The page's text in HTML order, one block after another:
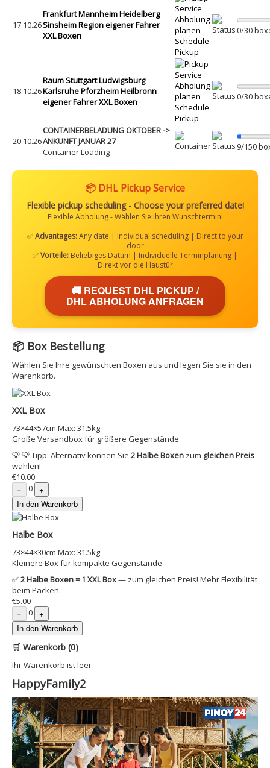
17.10.26
Frankfurt Mannheim Heidelberg
Sinsheim Region eigener Fahrer
XXL Boxen
Abholung
planen
Schedule
Pickup
0/30
18.10.26
Raum Stuttgart Ludwigsburg
Karlsruhe Pforzheim Heilbronn
eigener Fahrer XXL Boxen
Abholung
planen
Schedule
Pickup
0/30
20.10.26
CONTAINERBELADUNG OKTOBER ->
ANKUNFT JANUAR 27
Container Loading
9/150
📦 DHL Pickup Service
Flexible pickup scheduling - Choose your preferred date!
Flexible Abholung - Wählen Sie Ihren Wunschtermin!
✅Advantages:Any date | Individual scheduling | Direct to your
door
✅Vorteile: Beliebiges Datum | Individuelle Terminplanung |
Direkt vor die Haustür
🚚 REQUEST DHL PICKUP /
DHL ABHOLUNG ANFRAGEN
📦 Box Bestellung
Wählen Sie Ihre gewünschten Boxen aus und legen Sie sie in den
Warenkorb.
XXL Box
73×44×57cm Max: 31.5kg
Große Versandbox für größere Gegenstände
💡 💡 Tipp: Alternativ können Sie 2 Halbe Boxen zum gleichen Preis
wählen!
€10.00
− 0
+
In den Warenkorb
Halbe Box
73×44×30cm Max: 31.5kg
Kleinere Box für kompakte Gegenstände
✅2 Halbe Boxen = 1 XXL Box— zum gleichen Preis! Mehr Flexibilität
beim Packen.
€5.00
− 0
+
In den Warenkorb
🛒 Warenkorb (0)
Ihr Warenkorb ist leer
HappyFamily2